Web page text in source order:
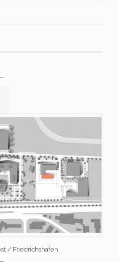
/ Friedrichshafen